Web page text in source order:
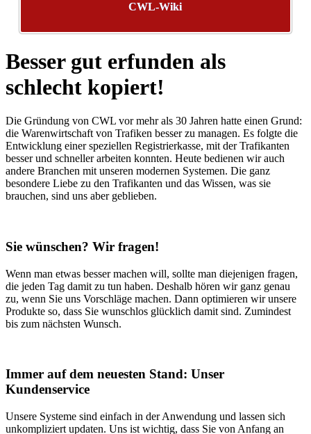
CWL-Wiki
Besser gut erfunden als
schlecht kopiert!
Die Gründung von CWL vor mehr als 30 Jahren hatte einen Grund:
die Warenwirtschaft von Trafiken besser zu managen. Es folgte die
Entwicklung einer speziellen Registrierkasse, mit der Trafikanten
besser und schneller arbeiten konnten. Heute bedienen wir auch
andere Branchen mit unseren modernen Systemen. Die ganz
besondere Liebe zu den Trafikanten und das Wissen, was sie
brauchen, sind uns aber geblieben.
Sie wünschen? Wir fragen!
Wenn man etwas besser machen will, sollte man diejenigen fragen,
die jeden Tag damit zu tun haben. Deshalb hören wir ganz genau
zu, wenn Sie uns Vorschläge machen. Dann optimieren wir unsere
Produkte so, dass Sie wunschlos glücklich damit sind. Zumindest
bis zum nächsten Wunsch.
Immer auf dem neuesten Stand: Unser
Kundenservice
Unsere Systeme sind einfach in der Anwendung und lassen sich
unkompliziert updaten. Uns ist wichtig, dass Sie von Anfang an